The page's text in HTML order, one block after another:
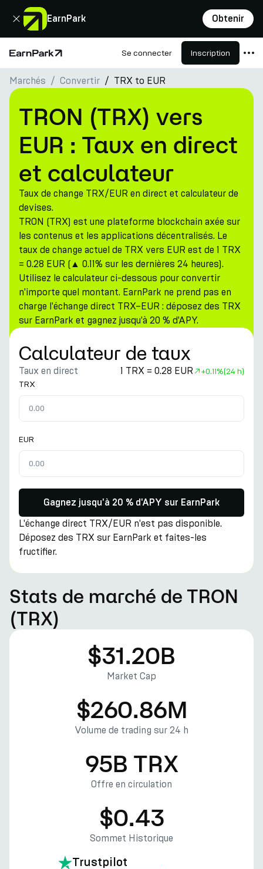
EarnPark Obtenir
Fermer
Page d'accueil Se connecter Inscription
Produits
Marchés
Calculatrices
PARK Token
Ressources
Entreprise
Marchés Convertir TRX to EUR
TRON (TRX) vers
EUR : Taux en direct
et calculateur
Taux de change TRX/EUR en direct et calculateur de
devises.
TRON (TRX) est une plateforme blockchain axée sur
les contenus et les applications décentralisés. Le
taux de change actuel de TRX vers EUR est de 1 TRX
= 0.28 EUR (▲ 0.11% sur les dernières 24 heures).
Utilisez le calculateur ci-dessous pour convertir
n'importe quel montant. EarnPark ne prend pas en
charge l'échange direct TRX–EUR : déposez des TRX
sur EarnPark et gagnez jusqu'à 20 % d'APY.
Calculateur de taux
Taux en direct 1 TRX = 0.28 EUR +0.11%(24 h)
TRX
EUR
Gagnez jusqu'à 20 % d'APY sur EarnPark
L'échange direct TRX/EUR n'est pas disponible.
Déposez des TRX sur EarnPark et faites-les
fructifier.
Stats de marché de TRON
(TRX)
$31.20B
Market Cap
$260.86M
Volume de trading sur 24 h
95B TRX
Offre en circulation
$0.43
Sommet Historique
Trustpilot